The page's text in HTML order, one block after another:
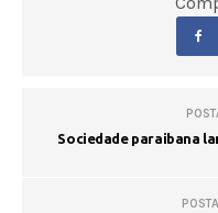
Sociedade paraibana